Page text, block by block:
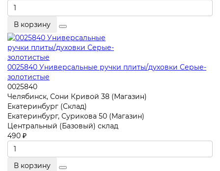
В корзину
0025840 Универсальные ручки плиты/духовки Серые-
золотистые
0025840
Челябинск, Сони Кривой 38 (Магазин)
Екатеринбург (Склад)
Екатеринбург, Сурикова 50 (Магазин)
Центральный (Базовый) склад
490 ₽
В корзину